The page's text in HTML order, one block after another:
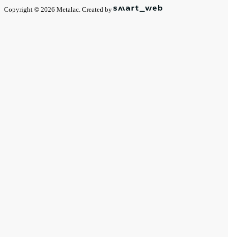
Copyright © 2026 Metalac. Created by